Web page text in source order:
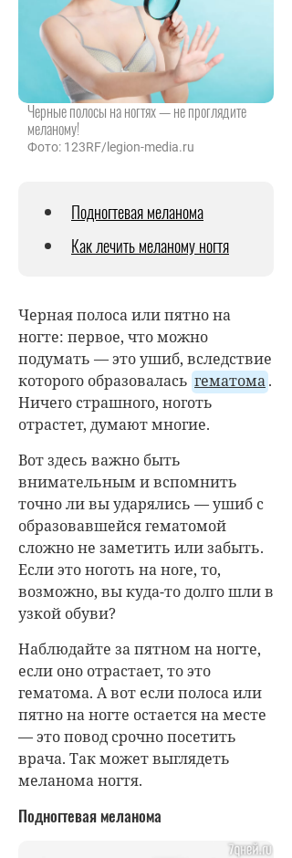
Черные полосы на ногтях — не проглядите
меланому!
Фото: 123RF/legion-media.ru
Подногтевая меланома
Как лечить меланому ногтя
Черная полоса или пятно на
ногте: первое, что можно
подумать — это ушиб, вследствие
которого образовалась гематома.
Ничего страшного, ноготь
отрастет, думают многие.
Вот здесь важно быть
внимательным и вспомнить
точно ли вы ударялись — ушиб с
образовавшейся гематомой
сложно не заметить или забыть.
Если это ноготь на ноге, то,
возможно, вы куда-то долго шли в
узкой обуви?
Наблюдайте за пятном на ногте,
если оно отрастает, то это
гематома. А вот если полоса или
пятно на ногте остается на месте
— это повод срочно посетить
врача. Так может выглядеть
меланома ногтя.
Подногтевая меланома